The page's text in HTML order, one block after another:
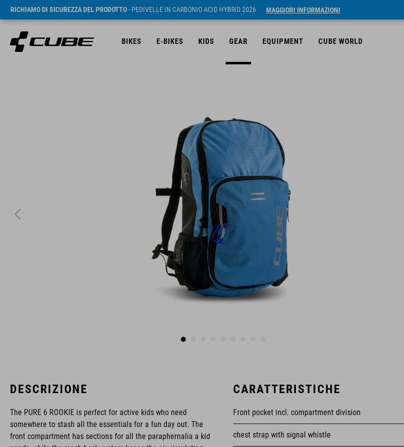
RICHIAMO DI SICUREZZA DEL PRODOTTO- PEDIVELLE IN CARBONIO ACID HYBRID 2026 MAGGIORI INFORMAZIONI
BIKES E-BIKES KIDS GEAR EQUIPMENT CUBE WORLD
DESCRIZIONE
The PURE 6 ROOKIE is perfect for active kids who need
somewhere to stash all the essentials for a fun day out. The
front compartment has sections for all the paraphernalia a kid
CARATTERISTICHE
Front pocket incl. compartment division
chest strap with signal whistle